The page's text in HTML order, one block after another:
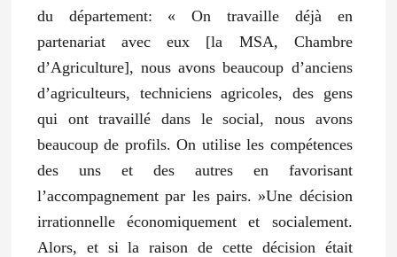
du département: « On travaille déjà en
partenariat avec eux [la MSA, Chambre
d’Agriculture], nous avons beaucoup d’anciens
d’agriculteurs, techniciens agricoles, des gens
qui ont travaillé dans le social, nous avons
beaucoup de profils. On utilise les compétences
des uns et des autres en favorisant
l’accompagnement par les pairs. »Une décision
irrationnelle économiquement et socialement.
Alors, et si la raison de cette décision était